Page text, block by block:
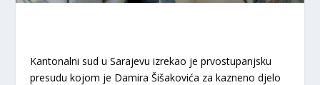
Kantonalni sud u Sarajevu izrekao je prvostupanjsku
presudu kojom je Damira Šišakovića za kazneno djelo